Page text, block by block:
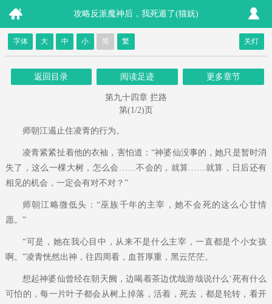
攻略反派魔神后，我死遁了(猫妩)
字体 大 中 小 简 繁 关灯
返回目录 阅读足迹 更多章节
第九十四章 拦路
第(1/2)页
师朝江遏止住凌青的行为。
凌青紧紧扯着他的衣袖，害怕道：“神婆仙没事的，她只是暂时消
失了，这么一棵大树，怎么会……不会的，就算……就算，日后还有
相见的机会，一定会有对不对？”
师朝江略微低头：“巫族千年的主宰，她不会死的这么心甘情
愿。”
“可是，她在我心目中，从来不是什么主宰，一直都是个小女孩
啊。”凌青恍然出神，往四周看，血苔厚重，黑云茫茫。
想起神婆仙曾经在朝天阙，边喝着茶边优哉游哉说什么‘死有什么
可怕的，每一片叶子都会从树上掉落，活着，死去，都是轮转，看开